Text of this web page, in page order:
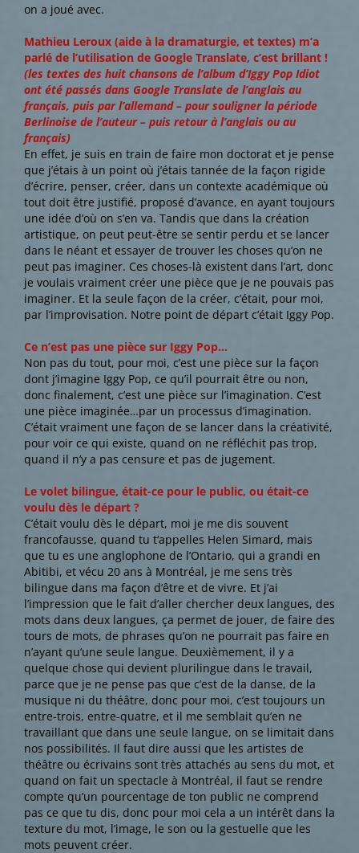
on a joué avec.
Mathieu Leroux (aide à la dramaturgie, et textes) m’a
parlé de l’utilisation de Google Translate, c’est brillant !
(les textes des huit chansons de l’album d’Iggy Pop Idiot
ont été passés dans Google Translate de l’anglais au
français, puis par l’allemand – pour souligner la période
Berlinoise de l’auteur – puis retour à l’anglais ou au
français)
En effet, je suis en train de faire mon doctorat et je pense
que j’étais à un point où j’étais tannée de la façon rigide
d’écrire, penser, créer, dans un contexte académique où
tout doit être justifié, proposé d’avance, en ayant toujours
une idée d’où on s’en va. Tandis que dans la création
artistique, on peut peut-être se sentir perdu et se lancer
dans le néant et essayer de trouver les choses qu’on ne
peut pas imaginer. Ces choses-là existent dans l’art, donc
je voulais vraiment créer une pièce que je ne pouvais pas
imaginer. Et la seule façon de la créer, c’était, pour moi,
par l’improvisation. Notre point de départ c’était Iggy Pop.
Ce n’est pas une pièce sur Iggy Pop…
Non pas du tout, pour moi, c’est une pièce sur la façon
dont j’imagine Iggy Pop, ce qu’il pourrait être ou non,
donc finalement, c’est une pièce sur l’imagination. C’est
une pièce imaginée…par un processus d’imagination.
C’était vraiment une façon de se lancer dans la créativité,
pour voir ce qui existe, quand on ne réfléchit pas trop,
quand il n’y a pas censure et pas de jugement.
Le volet bilingue, était-ce pour le public, ou était-ce
voulu dès le départ ?
C’était voulu dès le départ, moi je me dis souvent
francofausse, quand tu t‘appelles Helen Simard, mais
que tu es une anglophone de l’Ontario, qui a grandi en
Abitibi, et vécu 20 ans à Montréal, je me sens très
bilingue dans ma façon d’être et de vivre. Et j’ai
l’impression que le fait d’aller chercher deux langues, des
mots dans deux langues, ça permet de jouer, de faire des
tours de mots, de phrases qu’on ne pourrait pas faire en
n’ayant qu’une seule langue. Deuxièmement, il y a
quelque chose qui devient plurilingue dans le travail,
parce que je ne pense pas que c’est de la danse, de la
musique ni du théâtre, donc pour moi, c’est toujours un
entre-trois, entre-quatre, et il me semblait qu’en ne
travaillant que dans une seule langue, on se limitait dans
nos possibilités. Il faut dire aussi que les artistes de
théâtre ou écrivains sont très attachés au sens du mot, et
quand on fait un spectacle à Montréal, il faut se rendre
compte qu’un pourcentage de ton public ne comprend
pas ce que tu dis, donc pour moi cela a un intérêt dans la
texture du mot, l’image, le son ou la gestuelle que les
mots peuvent créer.